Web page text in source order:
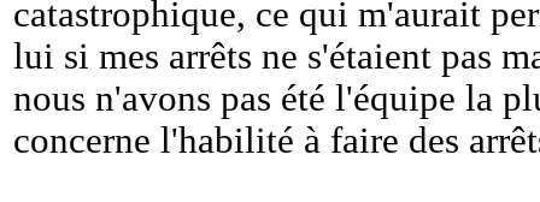
catastrophique, ce qui m'aurait
lui si mes arrêts ne s'étaient pas
nous n'avons pas été l'équipe la
concerne l'habilité à faire des